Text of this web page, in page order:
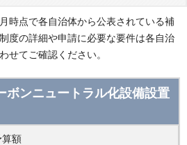
時点で各自治体から公表されている補
度の詳細や申請に必要な要件は各自治
せてご確認ください。
ボンニュートラル化設備設置
算額